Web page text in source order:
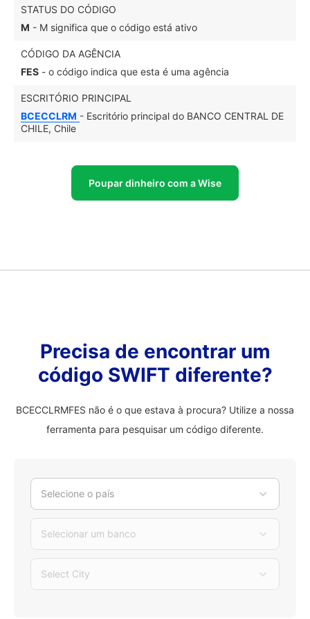
STATUS DO CÓDIGO
M - M significa que o código está ativo
CÓDIGO DA AGÊNCIA
FES - o código indica que esta é uma agência
ESCRITÓRIO PRINCIPAL
BCECCLRM - Escritório principal do BANCO CENTRAL DE
CHILE, Chile
Poupar dinheiro com a Wise
Precisa de encontrar um
código SWIFT diferente?
BCECCLRMFES não é o que estava à procura? Utilize a nossa
ferramenta para pesquisar um código diferente.
Selecione o país
Selecionar um banco
Select City